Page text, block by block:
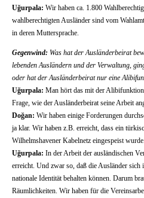
Uğurpala: Wir haben ca. 1.800
wahlberechtigten Ausländer sind vom
in deren Muttersprache.
Gegenwind: Was hat der Ausländerbeirat
lebenden Ausländern und der Verwaltung,
oder hat der Ausländerbeirat nur eine
Uğurpala: Man hört das mit der
Frage, wie der Ausländerbeirat seine Arbeit
Doğan: Wir haben einige Forderungen
ja klar. Wir haben z.B. erreicht, dass ein
Wilhelmshavener Kabelnetz eingespeist wurde.
Uğurpala: In der Arbeit der ausländischen
erreicht. Und zwar so, daß die Ausländer sich
nationale Identität behalten können. Darum
Räumlichkeiten. Wir haben für die